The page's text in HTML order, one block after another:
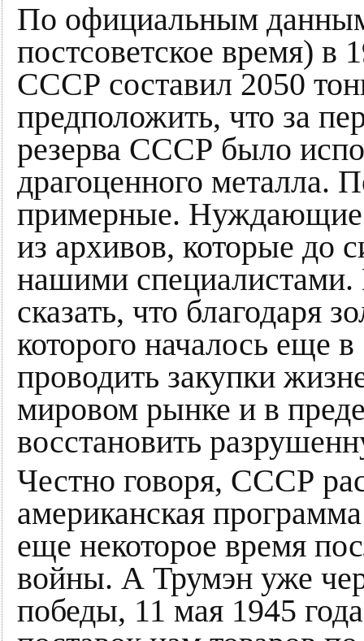
По официальным
постсоветское время) в
СССР составил 2050
предположить, что за
резерва СССР было
драгоценного металла.
примерные.
из архивов, которые до
нашими
сказать, что благодаря
которого началось еще
проводить закупки
мировом рынке и в
восстановить
Честно говоря, СССР
американская
еще некоторое время
войны. А Трумэн уже
победы, 11 мая 1945